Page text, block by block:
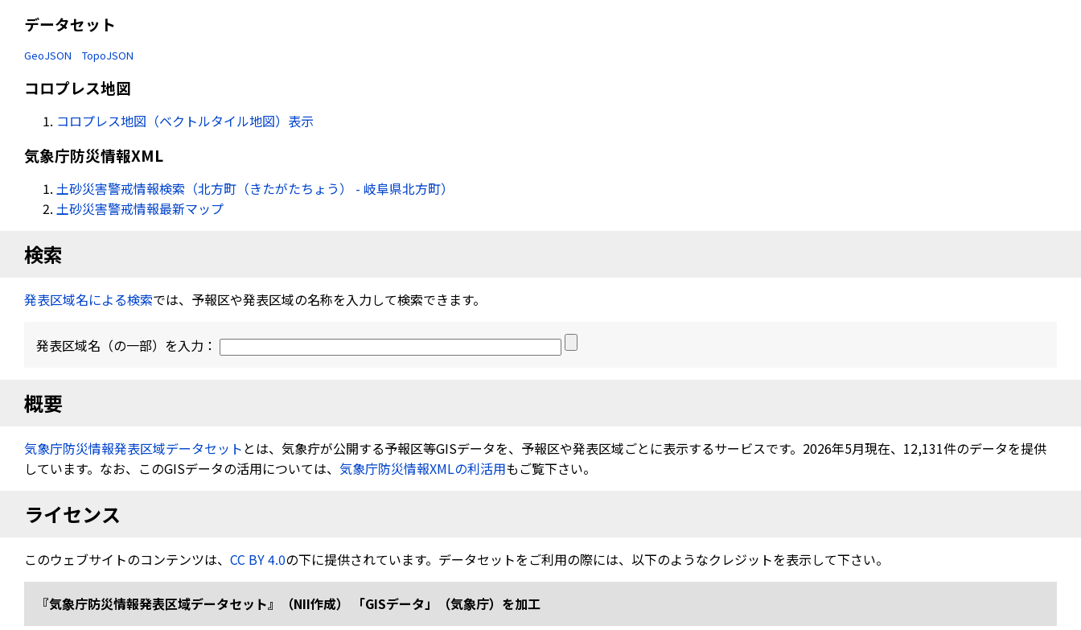
データセット
GeoJSON TopoJSON
コロプレス地図
コロプレス地図（ベクトルタイル地図）表示
気象庁防災情報XML
土砂災害警戒情報検索（北方町（きたがたちょう） - 岐阜県北方町）
土砂災害警戒情報最新マップ
検索
発表区域名による検索では、予報区や発表区域の名称を入力して検索できます。
発表区域名（の一部）を入力：
概要
気象庁防災情報発表区域データセット とは、気象疔が公開する予報区等GISデータを、予報区や発表区域ごとに表示するサービスです。2026年5月現在、12,131件のデータを提供
しています。なお、このGISデータの活用については、 気象庁防災情報XMLの利活用もご覧下さい。
ライセンス
このウェブサイトのコンテンツは、 CC BY 4.0の下に提供されています。データセットをご利用の際には、以下のようなクレジットを表示して下さい。
『気象庁防災情報発表区域データセット』（NII作成） 「GISデータ」（気象庁）を加工